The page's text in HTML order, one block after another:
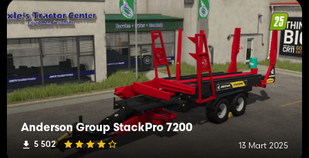
Anderson Group StackPro 7200
5 502 13 Mart 2025